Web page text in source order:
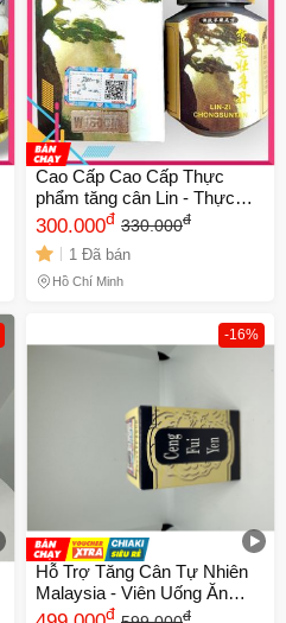
Cao Cấp Cao Cấp Thực
phẩm tăng cân Lin - Thực
phẩm chức năng tự nhiên
cho sức khỏe tốt hơn - Zi
Chongsuntan ( Linh chi
300.000đ 330.000đ
1 Đã bán
Hồ Chí Minh
-16%
Hỗ Trợ Tăng Cân Tự Nhiên
Malaysia - Viên Uống Ăn
Ngon Giúp Tăng Phì, Bồi Bổ
đ đ